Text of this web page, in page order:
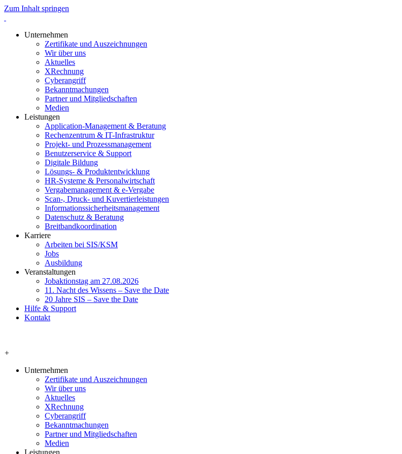
Zum Inhalt springen
Unternehmen
Zertifikate und Auszeichnungen
Wir über uns
Aktuelles
XRechnung
Cyberangriff
Bekanntmachungen
Partner und Mitgliedschaften
Medien
Leistungen
Application-Management & Beratung
Rechenzentrum & IT-Infrastruktur
Projekt- und Prozess­management
Benutzerservice & Support
Digitale Bildung
Lösungs- & Produktentwicklung
HR-Systeme & Personalwirtschaft
Vergabe­management & e-Vergabe
Scan-, Druck- und Kuvertierleistungen
Informations­sicherheits­­management
Datenschutz & Beratung
Breitband­koordination
Karriere
Arbeiten bei SIS/KSM
Jobs
Ausbildung
Veranstaltungen
Jobaktionstag am 27.08.2026
11. Nacht des Wissens – Save the Date
20 Jahre SIS – Save the Date
Hilfe & Support
Kontakt
+
Unternehmen
Zertifikate und Auszeichnungen
Wir über uns
Aktuelles
XRechnung
Cyberangriff
Bekanntmachungen
Partner und Mitgliedschaften
Medien
Leistungen